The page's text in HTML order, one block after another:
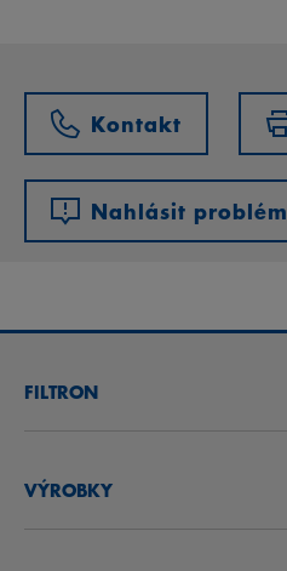
Kontakt
Nahlásit problém
FILTRON
VÝROBKY